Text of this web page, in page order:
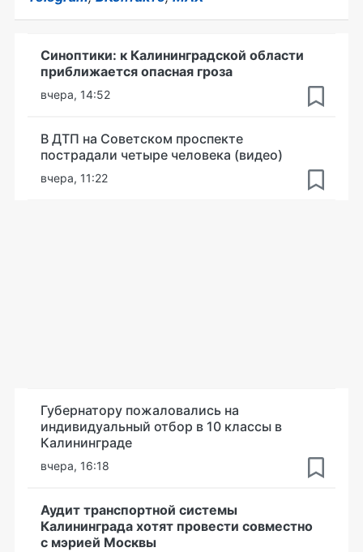
Синоптики: к Калининградской области
приближается опасная гроза
вчера, 14:52
В ДТП на Советском проспекте
пострадали четыре человека (видео)
вчера, 11:22
Губернатору пожаловались на
индивидуальный отбор в 10 классы в
Калининграде
вчера, 16:18
Аудит транспортной системы
Калининграда хотят провести совместно
с мэрией Москвы